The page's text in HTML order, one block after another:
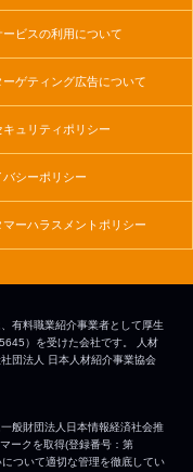
ービスの利用について
ーゲティング広告について
キュリティポリシー
バシーポリシー
マーハラスメントポリシー